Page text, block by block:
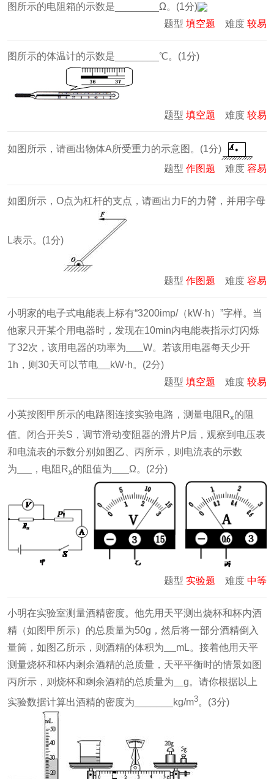
图所示的电阻箱的示数是________Ω。(1分)
题型 填空题 难度 较易
图所示的体温计的示数是________℃。(1分)
题型 填空题 难度 较易
如图所示，请画出物体A所受重力的示意图。(1分)
题型 作图题 难度 容易
如图所示，O点为杠杆的支点，请画出力F的力臂，并用字母
L表示。(1分)
题型 作图题 难度 容易
小明家的电子式电能表上标有“3200imp/（kW·h）”字样。当
他家只开某个用电器时，发现在10min内电能表指示灯闪烁
了32次，该用电器的功率为
W。若该用电器每天少开
1h，则30天可以节电
kW·h。(2分)
题型 填空题 难度 较易
小英按图甲所示的电路图连接实验电路，测量电阻Rx的阻
值。闭合开关S，调节滑动变阻器的滑片P后，观察到电压表
和电流表的示数分别如图乙、丙所示，则电流表的示数
为
，电阻Rx的阻值为 Ω。(2分)
题型 实验题 难度 中等
小明在实验室测量酒精密度。他先用天平测出烧杯和杯内酒
精（如图甲所示）的总质量为50g，然后将一部分酒精倒入
量筒，如图乙所示，则酒精的体积为
mL。接着他用天平
测量烧杯和杯内剩余酒精的总质量，天平平衡时的情景如图
丙所示，则烧杯和剩余酒精的总质量为
g。请你根据以上
实验数据计算出酒精的密度为_______kg/m3。(3分)